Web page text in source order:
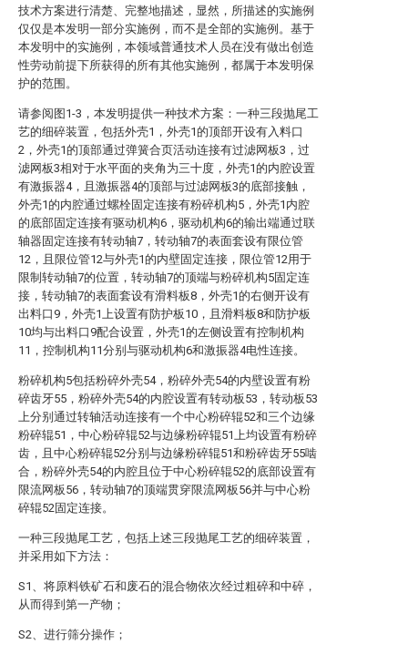
技术方案进行清楚、完整地描述，显然，所描述的实施例
仅仅是本发明一部分实施例，而不是全部的实施例。基于
本发明中的实施例，本领域普通技术人员在没有做出创造
性劳动前提下所获得的所有其他实施例，都属于本发明保
护的范围。
请参阅图1-3，本发明提供一种技术方案：一种三段抛尾工
艺的细碎装置，包括外壳1，外壳1的顶部开设有入料口
2，外壳1的顶部通过弹簧合页活动连接有过滤网板3，过
滤网板3相对于水平面的夹角为三十度，外壳1的内腔设置
有激振器4，且激振器4的顶部与过滤网板3的底部接触，
外壳1的内腔通过螺栓固定连接有粉碎机构5，外壳1内腔
的底部固定连接有驱动机构6，驱动机构6的输出端通过联
轴器固定连接有转动轴7，转动轴7的表面套设有限位管
12，且限位管12与外壳1的内壁固定连接，限位管12用于
限制转动轴7的位置，转动轴7的顶端与粉碎机构5固定连
接，转动轴7的表面套设有滑料板8，外壳1的右侧开设有
出料口9，外壳1上设置有防护板10，且滑料板8和防护板
10均与出料口9配合设置，外壳1的左侧设置有控制机构
11，控制机构11分别与驱动机构6和激振器4电性连接。
粉碎机构5包括粉碎外壳54，粉碎外壳54的内壁设置有粉
碎齿牙55，粉碎外壳54的内腔设置有转动板53，转动板53
上分别通过转轴活动连接有一个中心粉碎辊52和三个边缘
粉碎辊51，中心粉碎辊52与边缘粉碎辊51上均设置有粉碎
齿，且中心粉碎辊52分别与边缘粉碎辊51和粉碎齿牙55啮
合，粉碎外壳54的内腔且位于中心粉碎辊52的底部设置有
限流网板56，转动轴7的顶端贯穿限流网板56并与中心粉
碎辊52固定连接。
一种三段抛尾工艺，包括上述三段抛尾工艺的细碎装置，
并采用如下方法：
S1、将原料铁矿石和废石的混合物依次经过粗碎和中碎，
从而得到第一产物；
S2、进行筛分操作；